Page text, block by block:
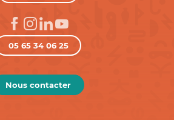
05 65 34 06 25
Nous contacter